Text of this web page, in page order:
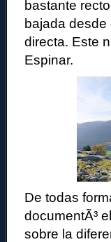
bastante
bajada desde
directa. Este
Espinar.
De todas
documentÃ³
sobre la